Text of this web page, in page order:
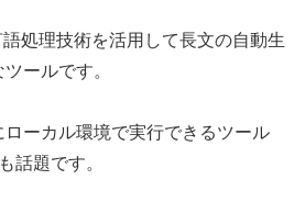
処理技術を活用して長文の自動生
ールです。
ローカル環境で実行できるツール
話題です。